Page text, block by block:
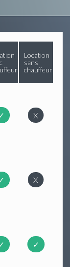
Location
sans
chauffeur
X
X
✓